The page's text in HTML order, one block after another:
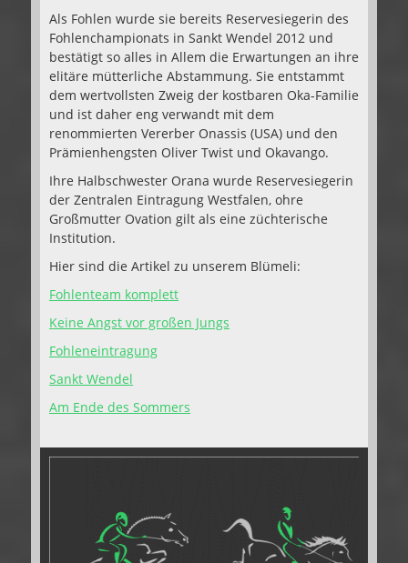
Als Fohlen wurde sie bereits Reservesiegerin des
Fohlenchampionats in Sankt Wendel 2012 und
bestätigt so alles in Allem die Erwartungen an ihre
elitäre mütterliche Abstammung. Sie entstammt
dem wertvollsten Zweig der kostbaren Oka-Familie
und ist daher eng verwandt mit dem
renommierten Vererber Onassis (USA) und den
Prämienhengsten Oliver Twist und Okavango.
Ihre Halbschwester Orana wurde Reservesiegerin
der Zentralen Eintragung Westfalen, ohre
Großmutter Ovation gilt als eine züchterische
Institution.
Hier sind die Artikel zu unserem Blümeli:
Fohlenteam komplett
Keine Angst vor großen Jungs
Fohleneintragung
Sankt Wendel
Am Ende des Sommers